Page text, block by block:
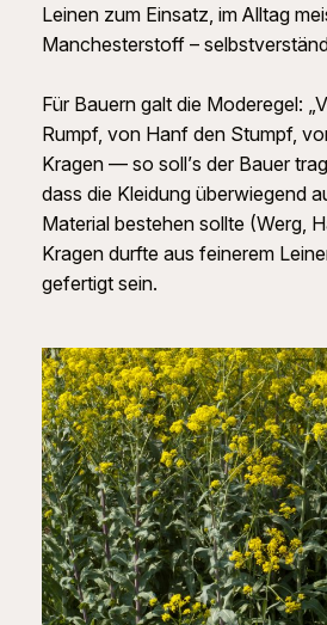
Leinen zum Einsatz, im Alltag
Manchesterstoff –
Für Bauern galt die Moderegel:
Rumpf, von Hanf den Stumpf,
Kragen — so soll’s der Bauer
dass die Kleidung überwiegend
Material bestehen sollte (Werg,
Kragen durfte aus feinerem
gefertigt sein.